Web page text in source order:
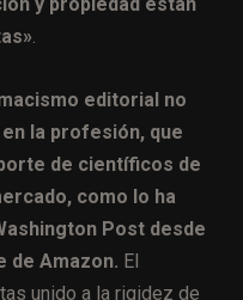
y propiedad están
.
editorial no
la profesión, que
de científicos de
como lo ha
Post desde
de Amazon. El
unido a la rigidez de